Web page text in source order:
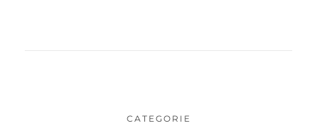
CATEGORIE